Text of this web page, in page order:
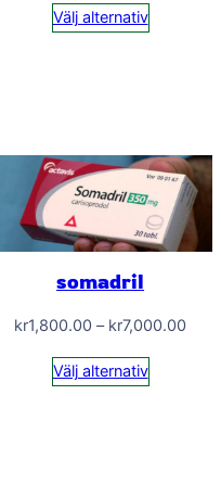
Välj alternativ
somadril
kr1,800.00 – kr7,000.00
Välj alternativ